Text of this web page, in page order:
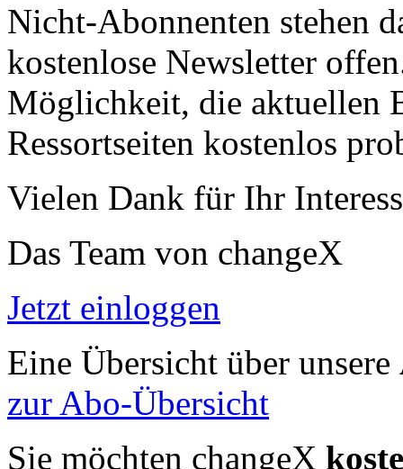
Nicht-Abonnenten stehen
kostenlose Newsletter
Möglichkeit, die aktuellen
Ressortseiten kostenlos
Vielen Dank für Ihr
Das Team von changeX
Jetzt einloggen
Eine Übersicht über unsere
zur Abo-Übersicht
Sie möchten changeX